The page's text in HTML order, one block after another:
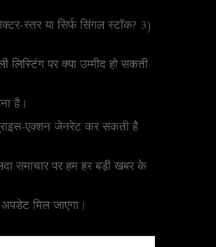
या सिर्फ सिंगल स्टॉक? 3)
पर क्या उम्मीद हो सकती
है।
जेनरेट कर सकती है
समाचार पर हम हर बड़ी खबर के
मिल जाएगा।